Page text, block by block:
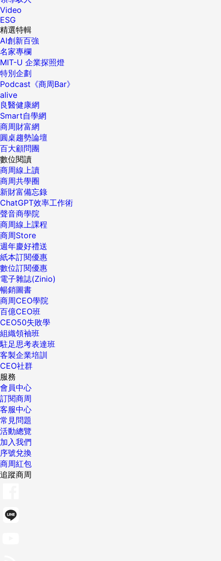
Video
ESG
精選特輯
AI創新百強
名家專欄
MIT-U 企業探照燈
特別企劃
Podcast《商周Bar》
alive
良醫健康網
Smart自學網
商周財富網
圓桌趨勢論壇
百大顧問團
數位閱讀
商周線上讀
商周共學圈
新財富備忘錄
ChatGPT效率工作術
聲音商學院
商周線上課程
商周Store
週年慶好禮送
紙本訂閱優惠
數位訂閱優惠
電子雜誌(Zinio)
暢銷圖書
商周CEO學院
百億CEO班
CEO50失敗學
組織領袖班
駐足思考表達班
客製企業培訓
CEO社群
服務
會員中心
訂閱商周
客服中心
常見問題
活動總覽
加入我們
序號兌換
商周紅包
追蹤商周